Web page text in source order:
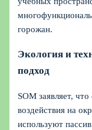
горожан.
Экология и
подход
SOM заявляет,
воздействия на
используют